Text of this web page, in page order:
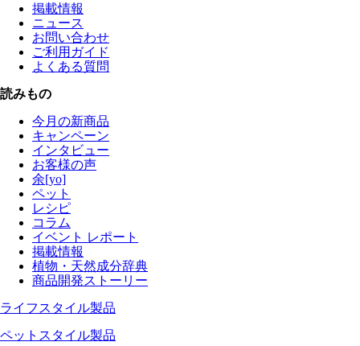
掲載情報
ニュース
お問い合わせ
ご利用ガイド
よくある質問
読みもの
今月の新商品
キャンペーン
インタビュー
お客様の声
余[yo]
ペット
レシピ
コラム
イベント レポート
掲載情報
植物・天然成分辞典
商品開発ストーリー
ライフスタイル製品
ペットスタイル製品